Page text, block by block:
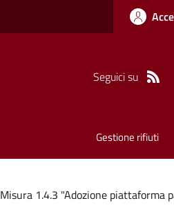
Seguici su
Gestione rifiuti
Misura 1.4.3 "Adozione piattaforma